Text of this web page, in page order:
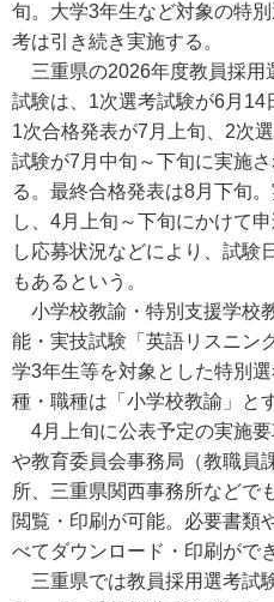
旬。大学3年生など対象の特別
考は引き続き実施する。
三重県の2026年度教員採用
試験は、1次選考試験が6月14
1次合格発表が7月上旬、2次
試験が7月中旬～下旬に実施
る。最終合格発表は8月下旬
し、4月上旬～下旬にかけて
し応募状況などにより、試験
もあるという。
小学校教諭・特別支援学校
能・実技試験「英語リスニン
学3年生等を対象とした特別
種・職種は「小学校教諭」と
4月上旬に公表予定の実施要
や教育委員会事務局（教職員
所、三重県関西事務所などで
閲覧・印刷が可能。必要書類
べてダウンロード・印刷がで
三重県では教員採用選考試